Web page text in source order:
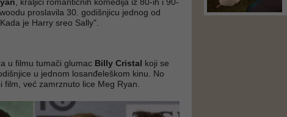
proslavila 30. godišnjicu jednog od
je Harry sreo Sally".
u filmu tumači glumac Billy Cristal koji se
u jednom losanđeleškom kinu. No
već zamrznuto lice Meg Ryan.